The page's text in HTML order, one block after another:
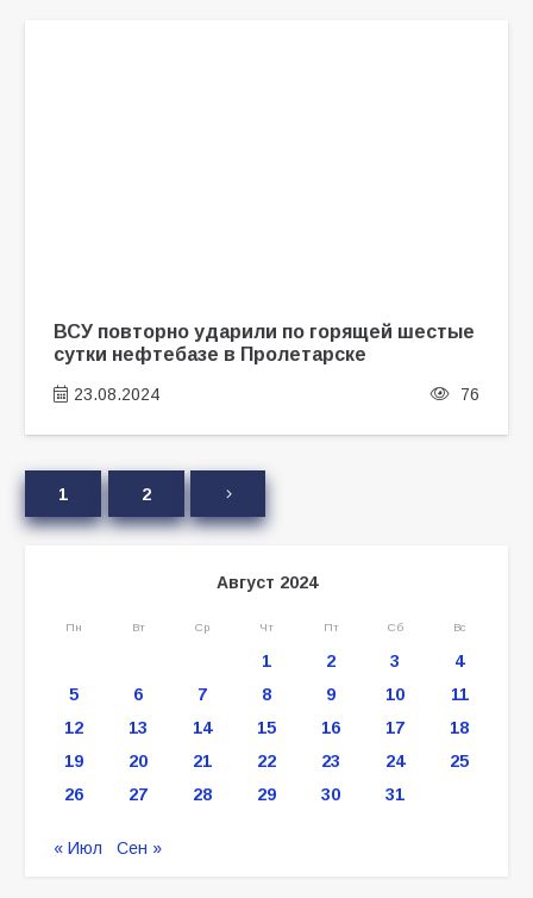
ВСУ повторно ударили по горящей шестые
сутки нефтебазе в Пролетарске
23.08.2024 76
1 2
Август 2024
Пн Вт Ср Чт Пт Сб Вс
1 2 3
4
5
6 7 8 9 10
11
12
13 14 15 16 17
18
19
20 21 22 23 24
25
26
27 28 29 30 31
« Июл Сен »